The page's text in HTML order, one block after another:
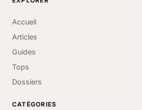
Accueil
Articles
Guides
Tops
Dossiers
CATÉGORIES